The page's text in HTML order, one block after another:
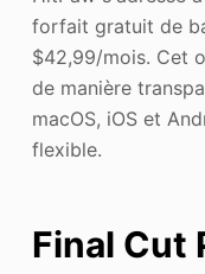
forfait gratuit de
$42,99/mois. Cet
de manière
macOS, iOS et
flexible.
Final Cut